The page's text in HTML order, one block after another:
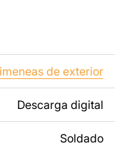
tanto para un uso
texto,
para que se adapte
un producto de
de exterior
Descarga digital
Soldado